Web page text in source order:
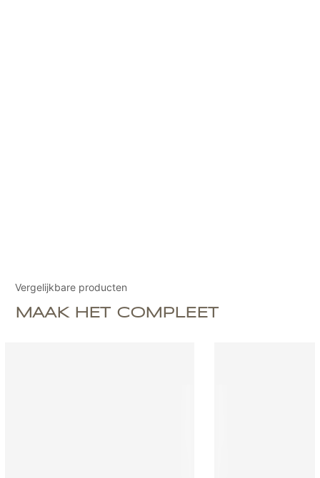
Vergelijkbare producten
MAAK HET COMPLEET